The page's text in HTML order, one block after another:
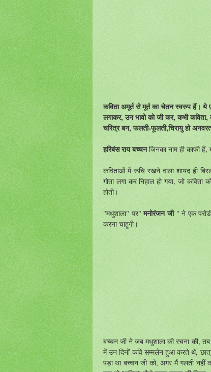
कविता अमूर्त से मूर्त का चेतन स्वरुप हैं। ये
लगाकर, उन भावो को जी कर, कभी
चरित्र बन, फलती-फूलती,चिरायु हो
हरिबंस राय बच्चन जिनका नाम ही काफी हैं,
कविताओं में रूचि रखने वाला शायद ही
गोता लगा कर निहाल हो गया,जो कविता
होती।
"मधुशाला"पर"मनोरंजन जी "ने एक
करना चाहूगी।
बच्चन जी ने जब मधुशाला की रचना की,तब
में उन दिनों कवि सम्मलेन हुआ करते थे,
पड़ा था बच्चन जी को,अगर मैं गलती नहीं